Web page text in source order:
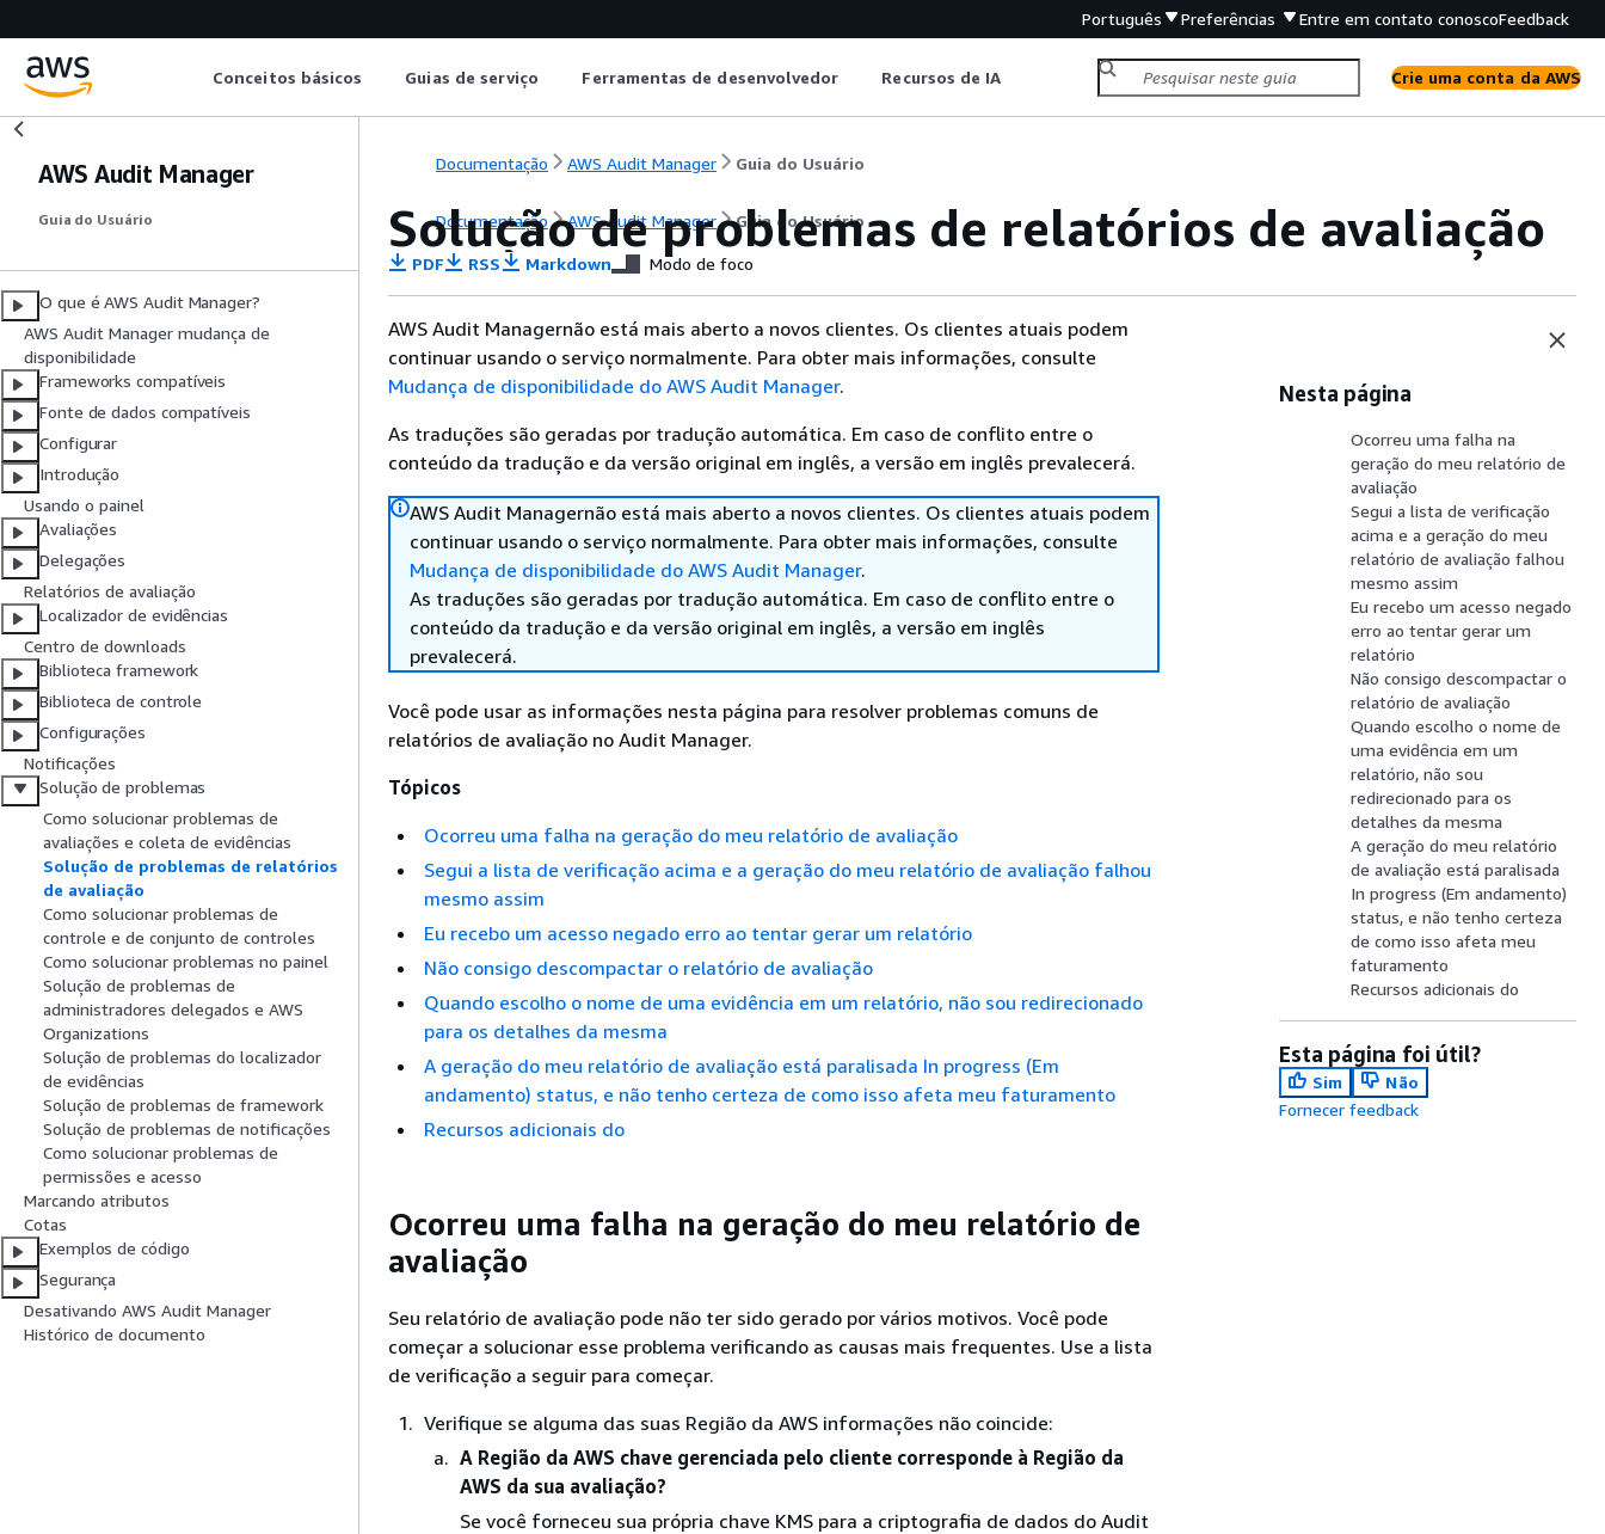
Português Preferências Entre em contato conoscoFeedback
Conceitos básicos Guias de serviço Ferramentas de desenvolvedor Recursos de IA Crie uma conta da AWS
AWS Audit Manager
Guia do Usuário
O que é AWS Audit Manager?
AWS Audit Manager mudança de
disponibilidade
Frameworks compatíveis
Fonte de dados compatíveis
Configurar
Introdução
Usando o painel
Avaliações
Delegações
Relatórios de avaliação
Localizador de evidências
Centro de downloads
Biblioteca framework
Biblioteca de controle
Configurações
Notificações
Solução de problemas
Como solucionar problemas de
avaliações e coleta de evidências
Solução de problemas de relatórios
de avaliação
Como solucionar problemas de
controle e de conjunto de controles
Como solucionar problemas no painel
Solução de problemas de
administradores delegados e AWS
Organizations
Solução de problemas do localizador
de evidências
Solução de problemas de framework
Solução de problemas de notificações
Como solucionar problemas de
permissões e acesso
Marcando atributos
Cotas
Exemplos de código
Segurança
Desativando AWS Audit Manager
Histórico de documento
Documentação AWS Audit Manager Guia do Usuário
Documentação AWS Audit Manager Guia do Usuário
Solução de problemas de relatórios de avaliação
PDF RSS Markdown Modo de foco
AWS Audit Managernão está mais aberto a novos clientes. Os clientes atuais podem
continuar usando o serviço normalmente. Para obter mais informações, consulte
Mudança de disponibilidade do AWS Audit Manager.
As traduções são geradas por tradução automática. Em caso de conflito entre o
conteúdo da tradução e da versão original em inglês, a versão em inglês prevalecerá.
AWS Audit Managernão está mais aberto a novos clientes. Os clientes atuais podem
continuar usando o serviço normalmente. Para obter mais informações, consulte
Mudança de disponibilidade do AWS Audit Manager.
As traduções são geradas por tradução automática. Em caso de conflito entre o
conteúdo da tradução e da versão original em inglês, a versão em inglês
prevalecerá.
Você pode usar as informações nesta página para resolver problemas comuns de
relatórios de avaliação no Audit Manager.
Tópicos
Ocorreu uma falha na geração do meu relatório de avaliação
Segui a lista de verificação acima e a geração do meu relatório de avaliação falhou
mesmo assim
Eu recebo um acesso negado erro ao tentar gerar um relatório
Não consigo descompactar o relatório de avaliação
Quando escolho o nome de uma evidência em um relatório, não sou redirecionado
para os detalhes da mesma
A geração do meu relatório de avaliação está paralisada In progress (Em
andamento) status, e não tenho certeza de como isso afeta meu faturamento
Recursos adicionais do
Ocorreu uma falha na geração do meu relatório de
avaliação
Seu relatório de avaliação pode não ter sido gerado por vários motivos. Você pode
começar a solucionar esse problema verificando as causas mais frequentes. Use a lista
de verificação a seguir para começar.
Verifique se alguma das suas Região da AWS informações não coincide:
A Região da AWS chave gerenciada pelo cliente corresponde à Região da
AWS da sua avaliação?
Se você forneceu sua própria chave KMS para a criptografia de dados do Audit
Nesta página
Ocorreu uma falha na
geração do meu relatório de
avaliação
Segui a lista de verificação
acima e a geração do meu
relatório de avaliação falhou
mesmo assim
Eu recebo um acesso negado
erro ao tentar gerar um
relatório
Não consigo descompactar o
relatório de avaliação
Quando escolho o nome de
uma evidência em um
relatório, não sou
redirecionado para os
detalhes da mesma
A geração do meu relatório
de avaliação está paralisada
In progress (Em andamento)
status, e não tenho certeza
de como isso afeta meu
faturamento
Recursos adicionais do
Esta página foi útil?
Sim
Não
Fornecer feedback